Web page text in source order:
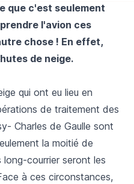
que c'est seulement
l'avion ces
chose ! En effet,
de neige.
qui ont eu lieu en
de traitement des
Charles de Gaulle sont
la moitié de
courrier seront les
à ces circonstances,